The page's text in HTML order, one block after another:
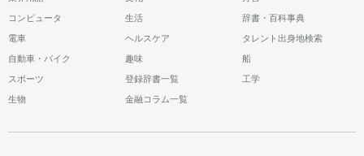
コンピュータ 生活 辞書・百科事典
電車 ヘルスケア タレント出身地検索
自動車・バイク 趣味 船
スポーツ 登録辞書一覧 工学
生物 金融コラム一覧